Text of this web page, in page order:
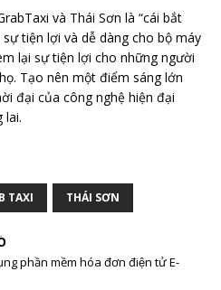
và Thái Sơn là “cái bắt
tiện lợi và dễ dàng cho bộ máy
lại sự tiện lợi cho những người
Tạo nên một điểm sáng lớn
đại của công nghệ hiện đại
lai.
TAXI THÁI SƠN
phần mềm hóa đơn điện tử E-